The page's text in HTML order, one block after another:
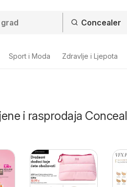
Sport i Moda Zdravlje i Ljepota
i rasprodaja